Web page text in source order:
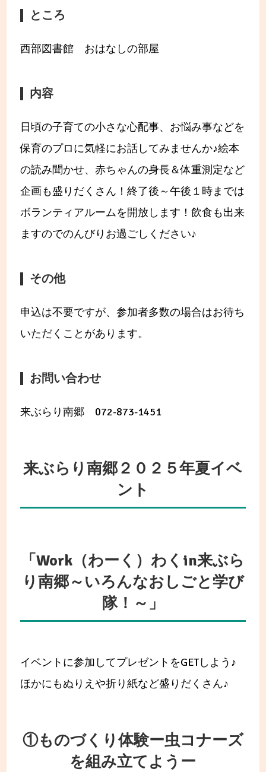
ところ
西部図書館 おはなしの部屋
内容
日頃の子育ての小さな心配事、お悩み事などを
保育のプロに気軽にお話してみませんか♪絵本
の読み聞かせ、赤ちゃんの身長＆体重測定など
企画も盛りだくさん！終了後～午後１時までは
ボランティアルームを開放します！飲食も出来
ますのでのんびりお過ごしください♪
その他
申込は不要ですが、参加者多数の場合はお待ち
いただくことがあります。
お問い合わせ
来ぶらり南郷 072-873-1451
来ぶらり南郷２０２５年夏イベ
ント
「Work（わーく）わくin来ぶら
り南郷～いろんなおしごと学び
隊！～」
イベントに参加してプレゼントをGETしよう♪
ほかにもぬりえや折り紙など盛りだくさん♪
①ものづくり体験ー虫コナーズ
を組み立てようー